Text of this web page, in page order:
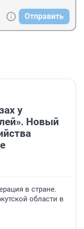
Отправить
у
Новый
в стране.
области в